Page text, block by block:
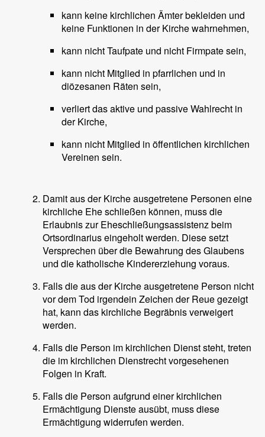
kann keine kirchlichen Ämter bekleiden und
keine Funktionen in der Kirche wahrnehmen,
kann nicht Taufpate und nicht Firmpate sein,
kann nicht Mitglied in pfarrlichen und in
diözesanen Räten sein,
verliert das aktive und passive Wahlrecht in
der Kirche,
kann nicht Mitglied in öffentlichen kirchlichen
Vereinen sein.
Damit aus der Kirche ausgetretene Personen eine
kirchliche Ehe schließen können, muss die
Erlaubnis zur Eheschließungsassistenz beim
Ortsordinarius eingeholt werden. Diese setzt
Versprechen über die Bewahrung des Glaubens
und die katholische Kindererziehung voraus.
Falls die aus der Kirche ausgetretene Person nicht
vor dem Tod irgendein Zeichen der Reue gezeigt
hat, kann das kirchliche Begräbnis verweigert
werden.
Falls die Person im kirchlichen Dienst steht, treten
die im kirchlichen Dienstrecht vorgesehenen
Folgen in Kraft.
Falls die Person aufgrund einer kirchlichen
Ermächtigung Dienste ausübt, muss diese
Ermächtigung widerrufen werden.